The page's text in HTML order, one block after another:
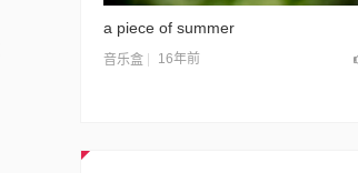
a piece of summer
音乐盒 16年前